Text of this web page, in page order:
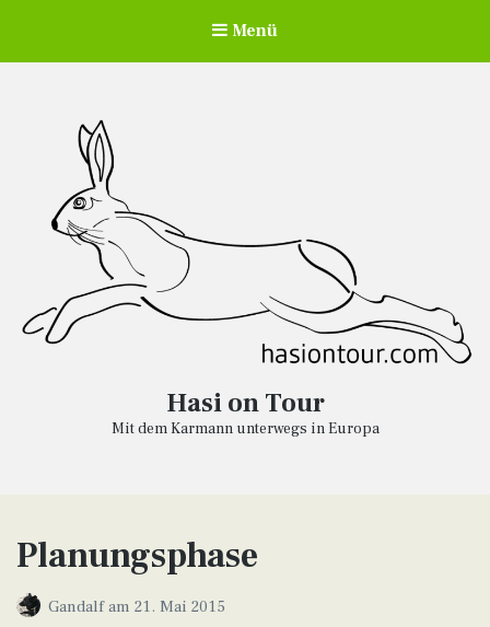
Menü
Hasi on Tour
Mit dem Karmann unterwegs in Europa
Planungsphase
Gandalfam 21. Mai 2015